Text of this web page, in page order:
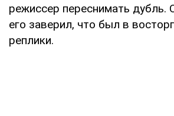
режиссер переснимать дубль.
его заверил, что был в
реплики.